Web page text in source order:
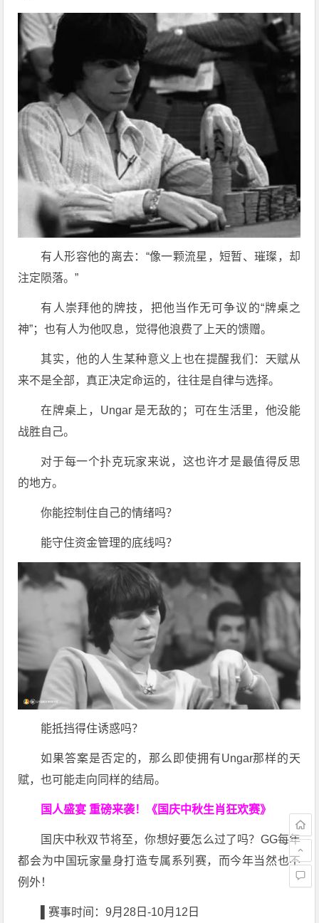
有人形容他的离去：“像一颗流星，短暂、璀璨，却
注定陨落。”
有人崇拜他的牌技，把他当作无可争议的“牌桌之
神”；也有人为他叹息，觉得他浪费了上天的馈赠。
其实，他的人生某种意义上也在提醒我们：天赋从
来不是全部，真正决定命运的，往往是自律与选择。
在牌桌上，Ungar 是无敌的；可在生活里，他没能
战胜自己。
对于每一个扑克玩家来说，这也许才是最值得反思
的地方。
你能控制住自己的情绪吗？
能守住资金管理的底线吗？
能抵挡得住诱惑吗？
如果答案是否定的，那么即使拥有Ungar那样的天
赋，也可能走向同样的结局。
国人盛宴 重磅来袭！《国庆中秋生肖狂欢赛》
国庆中秋双节将至，你想好要怎么过了吗？GG每年
都会为中国玩家量身打造专属系列赛，而今年当然也不
例外！
▌赛事时间：9月28日-10月12日